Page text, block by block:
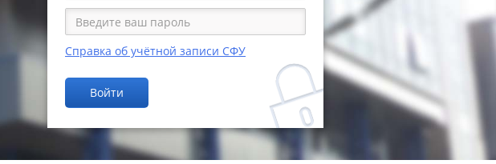
Справка об учётной записи СФУ
Войти